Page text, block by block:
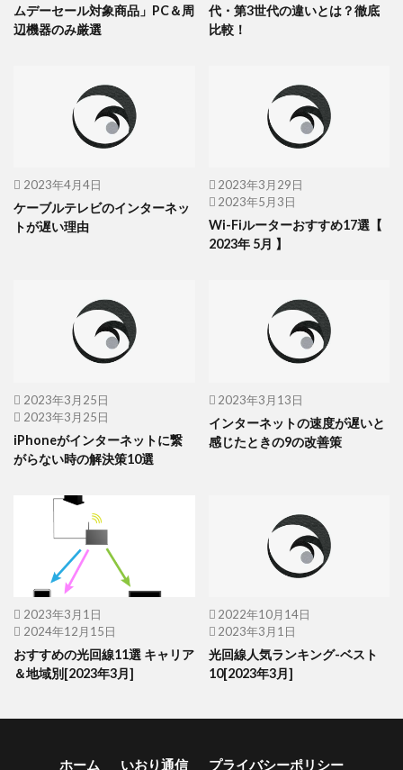
ムデーセール対象商品」PC＆周
辺機器のみ厳選
代・第3世代の違いとは？徹底
比較！
2023年4月4日
ケーブルテレビのインターネッ
トが遅い理由
2023年3月29日
2023年5月3日
Wi-Fiルーターおすすめ17選【
2023年 5月 】
2023年3月25日
2023年3月25日
iPhoneがインターネットに繋
がらない時の解決策10選
2023年3月13日
インターネットの速度が遅いと
感じたときの9の改善策
2023年3月1日
2024年12月15日
おすすめの光回線11選 キャリア
＆地域別[2023年3月]
2022年10月14日
2023年3月1日
光回線人気ランキング-ベスト
10[2023年3月]
ホーム いおり通信 プライバシーポリシー